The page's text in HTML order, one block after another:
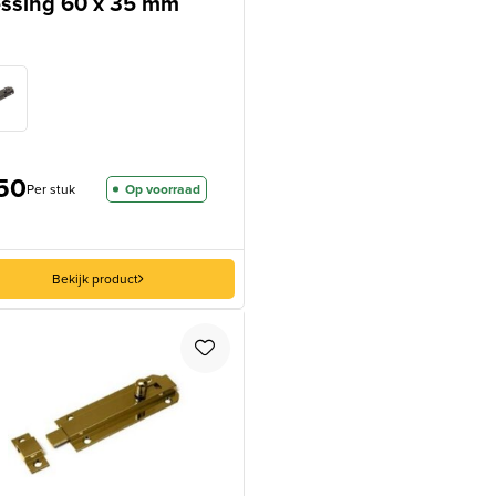
Per stuk Op voorraad
Bekijk product